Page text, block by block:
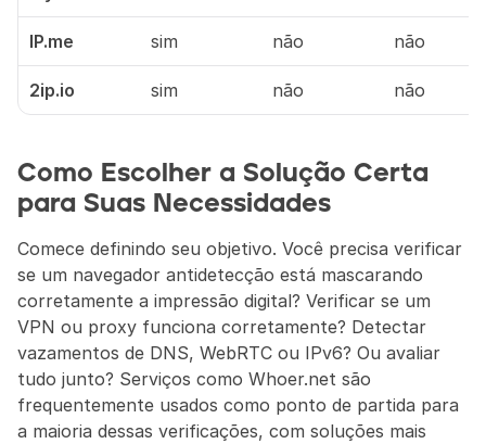
IP.me sim não não
2ip.io sim não não
Como Escolher a Solução Certa
para Suas Necessidades
Comece definindo seu objetivo. Você precisa verificar
se um navegador antidetecção está mascarando
corretamente a impressão digital? Verificar se um
VPN ou proxy funciona corretamente? Detectar
vazamentos de DNS, WebRTC ou IPv6? Ou avaliar
tudo junto? Serviços como Whoer.net são
frequentemente usados como ponto de partida para
a maioria dessas verificações, com soluções mais